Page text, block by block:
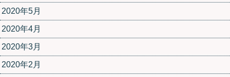
2020年5月
2020年4月
2020年3月
2020年2月